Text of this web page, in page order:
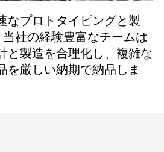
なプロトタイピングと製
社の経験豊富なチームは
と製造を合理化し、複雑な
を厳しい納期で納品しま